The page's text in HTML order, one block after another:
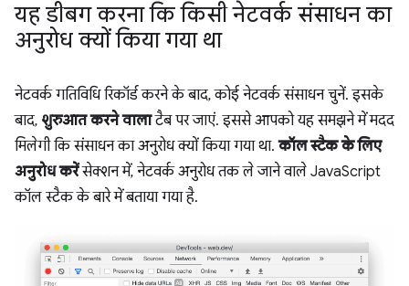
यह डीबग करना कि किसी नेटवर्क संसाधन का
अनुरोध क्यों किया गया था
नेटवर्क गतिविधि रिकॉर्ड करने के बाद, कोई नेटवर्क संसाधन चुनें. इसके
बाद, शुरुआत करने वालाटैब पर जाएं. इससे आपको यह समझने में मदद
मिलेगी कि संसाधन का अनुरोध क्यों किया गया था.कॉल स्टैक के लिए
अनुरोध करेंसेक्शन में, नेटवर्क अनुरोध तक ले जाने वाले JavaScript
कॉल स्टैक के बारे में बताया गया है.